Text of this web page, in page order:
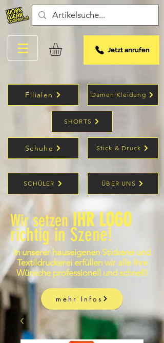
Jetzt anrufen
Filialen Damen Kleidung
SHORTS
Schuhe Stick & Druck
SCHÜLER ÜBER UNS
Wir setzen IHR LOGO
richtig in Szene!
In unserer hauseigenen Stickerei und
Textildruckerei erfüllen wir alle Ihre
Wünsche professionell und schnell!
mehr Infos